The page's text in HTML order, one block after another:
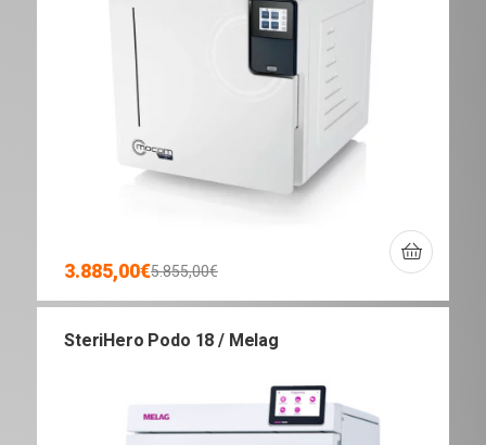
5.855,00€
3.885,00€
SteriHero Podo 18 / Melag